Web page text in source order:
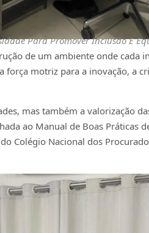
Para Promover Inclusão E
de um ambiente onde cada
motriz para a inovação, a
mas também a valorização
ao Manual de Boas Práticas
Colégio Nacional dos